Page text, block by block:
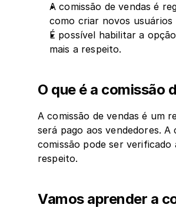
A comissão de vendas é
como criar novos usuários
É possível habilitar a
mais a respeito.
O que é a comissão
A comissão de vendas é um
será pago aos vendedores.
comissão pode ser
respeito.
Vamos aprender a